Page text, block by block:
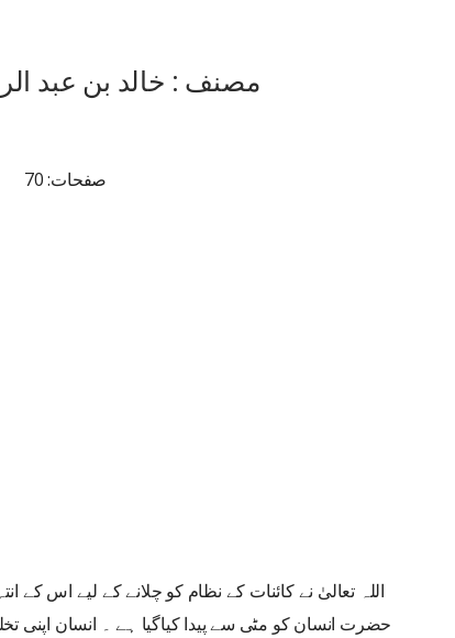
مصنف : خالد بن عبد
صفحات: 70
اللہ تعالیٰ نے کائنات کے نظام کو چلانے کے لیے اس کے
حضرت انسان کو مٹی سے پیدا کیاگیا ہے ۔ انسان اپنی